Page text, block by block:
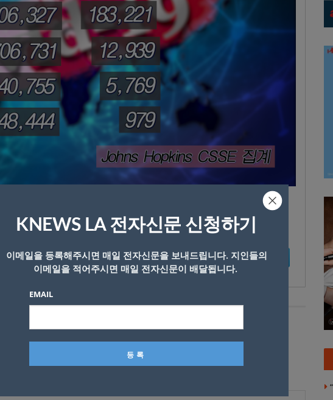
KNEWS LA 전자신문 신청하기
이메일을 등록해주시면 매일 전자신문을 보내드립니다. 지인들의
이메일을 적어주시면 매일 전자신문이 배달됩니다.
EMAIL